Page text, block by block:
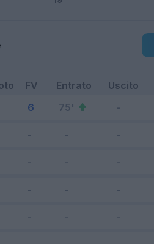
FV Entrato Uscito